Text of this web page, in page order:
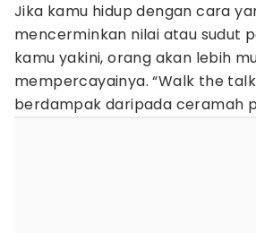
Jika kamu hidup dengan cara
mencerminkan nilai atau sudut
kamu yakini, orang akan lebih
mempercayainya. “Walk the
berdampak daripada ceramah